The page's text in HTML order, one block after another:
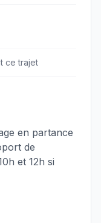
ce trajet
en partance
de
et 12h si